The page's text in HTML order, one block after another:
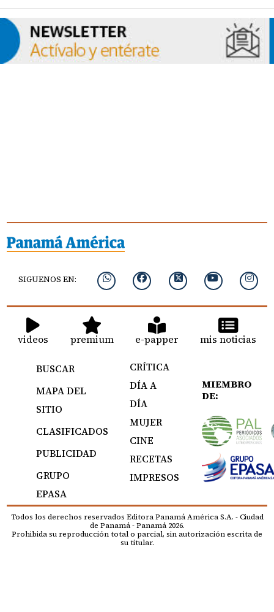
SIGUENOS EN:
videos premium e-papper mis noticias
BUSCAR
MAPA DEL
SITIO
CLASIFICADOS
PUBLICIDAD
GRUPO
EPASA
CRÍTICA
DÍA A
DÍA
MUJER
CINE
RECETAS
IMPRESOS
MIEMBRO
DE:
Todos los derechos reservados Editora Panamá América S.A. - Ciudad
de Panamá - Panamá 2026.
Prohibida su reproducción total o parcial, sin autorización escrita de
su titular.